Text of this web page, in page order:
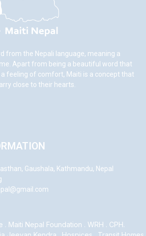
from the Nepali language, meaning a
Apart from being a beautiful word that
feeling of comfort, Maiti is a concept that
close to their hearts.
Gaushala, Kathmandu, Nepal
. Maiti Nepal Foundation . WRH . CPH.